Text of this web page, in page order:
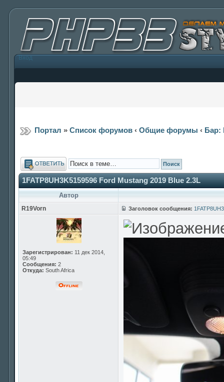
Вход
Портал » Список форумов ‹ Общие форумы ‹ Бар:
Ответить
1FATP8UH3K5159596 Ford Mustang 2019 Blue 2.3L
Автор
R19Vorn Заголовок сообщения:
Зарегистрирован: 11 дек 2014,
05:49
Сообщения: 2
Откуда: South Africa